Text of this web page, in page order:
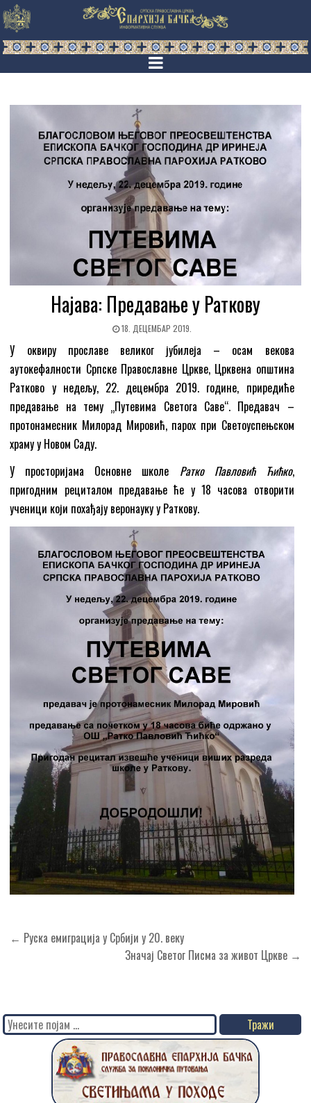
Најава: Предавање у Раткову
18. ДЕЦЕМБАР 2019.
У оквиру прославе великог јубилеја – осам векова
аутокефалности Српске Православне Цркве, Црквена општина
Ратково у недељу, 22. децембра 2019. године, приредиће
предавање на тему „Путевима Светога Саве“. Предавач –
протонамесник Милорад Мировић, парох при Светоуспењском
храму у Новом Саду.
У просторијама Основне школе Ратко Павловић Ћићко,
пригодним рециталом предавање ће у 18 часова отворити
ученици који похађају веронауку у Раткову.
Кретање
← Руска емиграција у Србији у 20. веку
Значај Светог Писма за живот Цркве →
Search
for: